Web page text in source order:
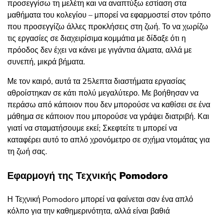
προσεγγίσω τη μελέτη και να αναπτύξω εστίαση στα
μαθήματα του κολεγίου – μπορεί να εφαρμοστεί στον τρόπο
που προσεγγίζω άλλες προκλήσεις στη ζωή. Το να χωρίζω
τις εργασίες σε διαχειρίσιμα κομμάτια με δίδαξε ότι η
πρόοδος δεν έχει να κάνει με γιγάντια άλματα, αλλά με
συνεπή, μικρά βήματα.
Με τον καιρό, αυτά τα 25λεπτα διαστήματα εργασίας
αθροίστηκαν σε κάτι πολύ μεγαλύτερο. Με βοήθησαν να
περάσω από κάποιον που δεν μπορούσε να καθίσει σε ένα
μάθημα σε κάποιον που μπορούσε να γράψει διατριβή. Και
γιατί να σταματήσουμε εκεί; Σκεφτείτε τι μπορεί να
καταφέρει αυτό το απλό χρονόμετρο σε σχήμα ντομάτας για
τη ζωή σας.
Εφαρμογή της Τεχνικής Pomodoro
Η Τεχνική Pomodoro μπορεί να φαίνεται σαν ένα απλό
κόλπο για την καθημερινότητα, αλλά είναι βαθιά